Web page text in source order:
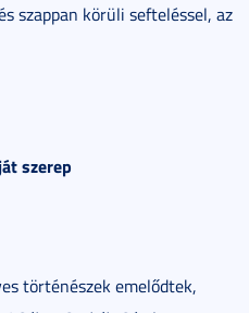
szappan körüli sefteléssel, az
szerep
történészek emelődtek,